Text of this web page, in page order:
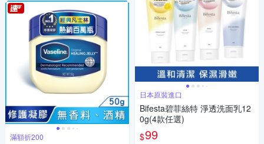
滿額折200
日本原裝進口
Bifesta碧菲絲特 淨透洗面乳12
0g(4款任選)
$99